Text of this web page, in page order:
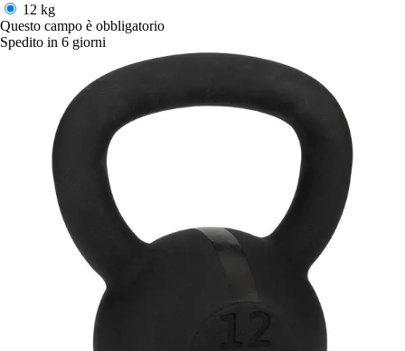
12 kg
Questo campo è obbligatorio
Spedito in 6 giorni